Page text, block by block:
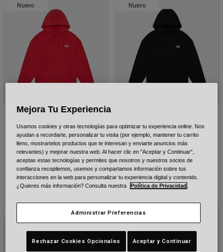
Abiertos / Jet
Motocross
Retro
Recambios
Ver todo
Carretera y Gravel
Nuevo
Sudadera Gage
79,99 €
Nuevo
79,99 €
Nuevo
Mejora Tu Experiencia
Usamos cookies y otras tecnologías para optimizar tu experiencia online. Nos
ayudan a recordarte, personalizar tu visita (por ejemplo, mantener tu carrito
lleno, mostrartelos productos que te interesan y enviarte anuncios más
relevantes) y mejorar nuestra web. Al hacer clic en "Aceptar y Continuar",
aceptas estas tecnologías y permites que nosotros y nuestros socios de
confianza recopilemos, usemos y compartamos información sobre tus
interacciones en la web para personalizar tu experiencia digital y contenido.
¿Quieres más información? Consulta nuestra
Política de Privacidad
Administrar Preferencias
Rechazar Cookies Opcionales Aceptar y Continuar